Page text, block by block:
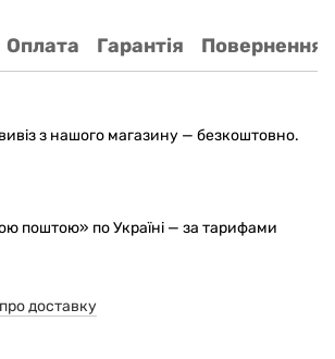
Оплата Гарантія Повернення
з нашого магазину — безкоштовно.
поштою» по Україні — за тарифами
доставку